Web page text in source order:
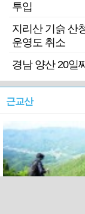
투입
지리산 기슭 산
운영도 취소
경남 양산 20일
근교산